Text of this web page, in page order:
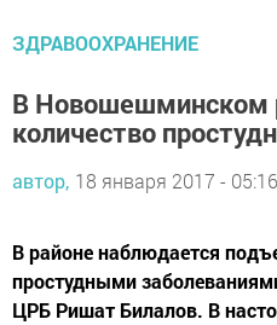
ЗДРАВООХРАНЕНИЕ
В Новошешминском
количество
автор, 18 января 2017 - 05:16
В районе наблюдается
простудными
ЦРБ Ришат Билалов. В